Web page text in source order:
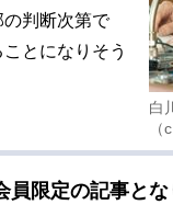
白
判断次第で
とになりそう
員限定の記事とな